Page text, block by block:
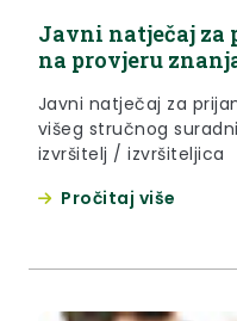
Javni natječaj za
na provjeru
Javni natječaj za
višeg stručnog
izvršitelj / izvršiteljica
Pročitaj više